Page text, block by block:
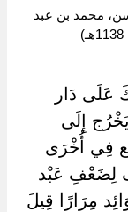
محمد بن عبد
عَلَى دَار
إِلَى
فِي أُخْرَى
لِضَعْفِ عَبْد
مِرَارًا قِيلَ